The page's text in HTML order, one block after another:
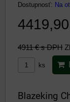
Dostupnosť: Na
4911 €s DPH
ks
Blazeking